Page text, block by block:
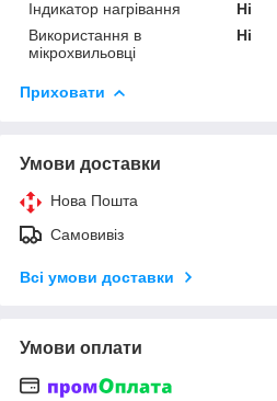
Індикатор нагрівання
Ні
Використання в
мікрохвильовці
Ні
Приховати
Умови доставки
Нова Пошта
Самовивіз
Всі умови доставки
Умови оплати